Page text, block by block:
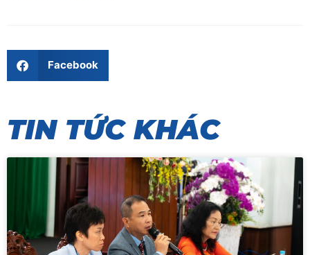
Facebook
TIN TỨC KHÁC